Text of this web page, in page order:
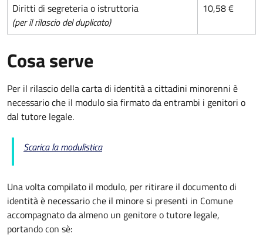
Diritti di segreteria o istruttoria
(per il rilascio del duplicato)
10,58 €
Cosa serve
Per il rilascio della carta di identità a cittadini minorenni è
necessario che il modulo sia firmato da entrambi i genitori o
dal tutore legale.
Scarica la modulistica
Una volta compilato il modulo, per ritirare il documento di
identità è necessario che il minore si presenti in Comune
accompagnato da almeno un genitore o tutore legale,
portando con sè: